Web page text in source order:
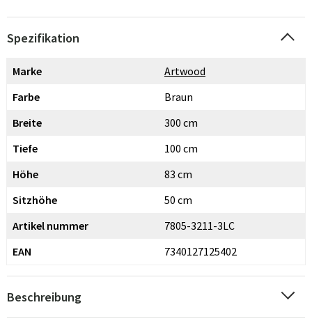
Spezifikation
Marke
Artwood
Farbe
Braun
Breite
300 cm
Tiefe
100 cm
Höhe
83 cm
Sitzhöhe
50 cm
Artikel nummer
7805-3211-3LC
EAN
7340127125402
Beschreibung